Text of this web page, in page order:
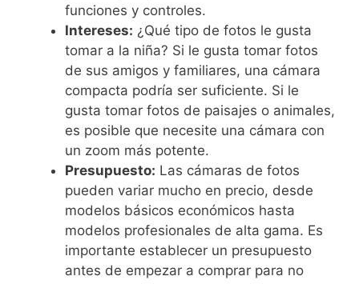
funciones y controles.
Intereses: ¿Qué tipo de fotos le gusta
tomar a la niña? Si le gusta tomar fotos
de sus amigos y familiares, una cámara
compacta podría ser suficiente. Si le
gusta tomar fotos de paisajes o animales,
es posible que necesite una cámara con
un zoom más potente.
Presupuesto: Las cámaras de fotos
pueden variar mucho en precio, desde
modelos básicos económicos hasta
modelos profesionales de alta gama. Es
importante establecer un presupuesto
antes de empezar a comprar para no